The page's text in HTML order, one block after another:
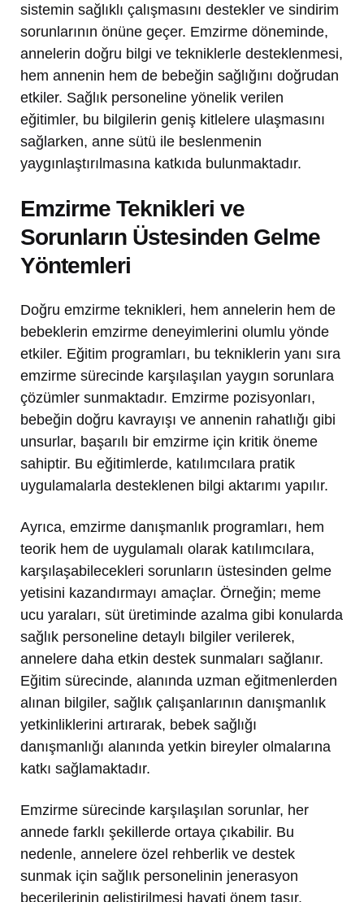
sistemin sağlıklı çalışmasını destekler ve sindirim
sorunlarının önüne geçer. Emzirme döneminde,
annelerin doğru bilgi ve tekniklerle desteklenmesi,
hem annenin hem de bebeğin sağlığını doğrudan
etkiler. Sağlık personeline yönelik verilen
eğitimler, bu bilgilerin geniş kitlelere ulaşmasını
sağlarken, anne sütü ile beslenmenin
yaygınlaştırılmasına katkıda bulunmaktadır.
Emzirme Teknikleri ve
Sorunların Üstesinden Gelme
Yöntemleri
Doğru emzirme teknikleri, hem annelerin hem de
bebeklerin emzirme deneyimlerini olumlu yönde
etkiler. Eğitim programları, bu tekniklerin yanı sıra
emzirme sürecinde karşılaşılan yaygın sorunlara
çözümler sunmaktadır. Emzirme pozisyonları,
bebeğin doğru kavrayışı ve annenin rahatlığı gibi
unsurlar, başarılı bir emzirme için kritik öneme
sahiptir. Bu eğitimlerde, katılımcılara pratik
uygulamalarla desteklenen bilgi aktarımı yapılır.
Ayrıca, emzirme danışmanlık programları, hem
teorik hem de uygulamalı olarak katılımcılara,
karşılaşabilecekleri sorunların üstesinden gelme
yetisini kazandırmayı amaçlar. Örneğin; meme
ucu yaraları, süt üretiminde azalma gibi konularda
sağlık personeline detaylı bilgiler verilerek,
annelere daha etkin destek sunmaları sağlanır.
Eğitim sürecinde, alanında uzman eğitmenlerden
alınan bilgiler, sağlık çalışanlarının danışmanlık
yetkinliklerini artırarak, bebek sağlığı
danışmanlığı alanında yetkin bireyler olmalarına
katkı sağlamaktadır.
Emzirme sürecinde karşılaşılan sorunlar, her
annede farklı şekillerde ortaya çıkabilir. Bu
nedenle, annelere özel rehberlik ve destek
sunmak için sağlık personelinin jenerasyon
becerilerinin geliştirilmesi hayati önem taşır.